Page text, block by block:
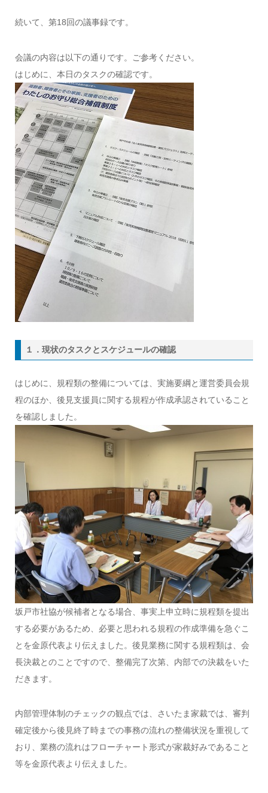
続いて、第18回の議事録です。
会議の内容は以下の通りです。ご参考ください。
はじめに、本日のタスクの確認です。
１．現状のタスクとスケジュールの確認
はじめに、規程類の整備については、実施要綱と運営委員会規
程のほか、後見支援員に関する規程が作成承認されていること
を確認しました。
坂戸市社協が候補者となる場合、事実上申立時に規程類を提出
する必要があるため、必要と思われる規程の作成準備を急ぐこ
とを金原代表より伝えました。後見業務に関する規程類は、会
長決裁とのことですので、整備完了次第、内部での決裁をいた
だきます。
内部管理体制のチェックの観点では、さいたま家裁では、審判
確定後から後見終了時までの事務の流れの整備状況を重視して
おり、業務の流れはフローチャート形式が家裁好みであること
等を金原代表より伝えました。